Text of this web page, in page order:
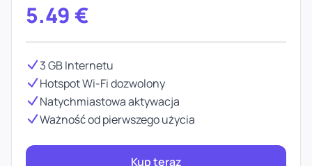
5.49 €
3 GB Internetu
Hotspot Wi-Fi dozwolony
Natychmiastowa aktywacja
Ważność od pierwszego użycia
Kup teraz